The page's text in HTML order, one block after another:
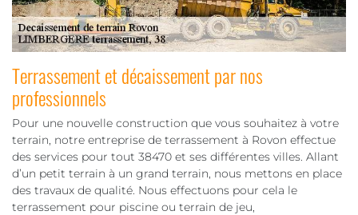
Terrassement et décaissement par nos
professionnels
Pour une nouvelle construction que vous souhaitez à votre
terrain, notre entreprise de terrassement à Rovon effectue
des services pour tout 38470 et ses différentes villes. Allant
d’un petit terrain à un grand terrain, nous mettons en place
des travaux de qualité. Nous effectuons pour cela le
terrassement pour piscine ou terrain de jeu,